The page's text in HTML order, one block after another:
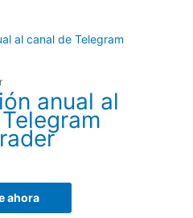
anual al
ahora